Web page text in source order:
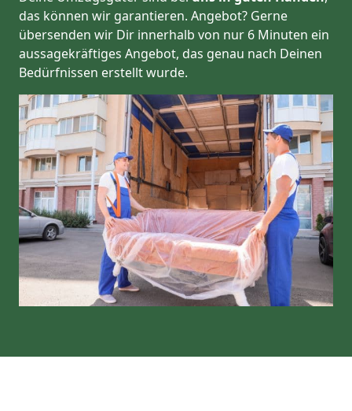
das können wir garantieren. Angebot? Gerne
übersenden wir Dir innerhalb von nur 6 Minuten ein
aussagekräftiges Angebot, das genau nach Deinen
Bedürfnissen erstellt wurde.